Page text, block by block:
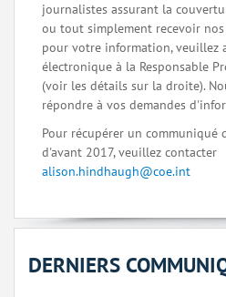
journalistes assurant la
ou tout simplement recevoir
pour votre information, veuillez
électronique à la Responsable
(voir les détails sur la droite).
répondre à vos demandes
Pour récupérer un communiqué
d'avant 2017, veuillez contacter
alison.hindhaugh@coe.int
DERNIERS